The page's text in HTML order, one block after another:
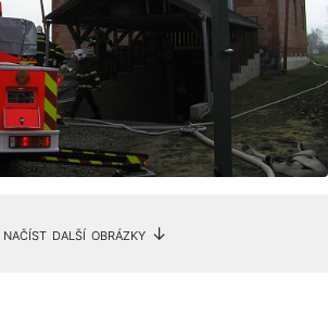
načíst další obrázky ↓